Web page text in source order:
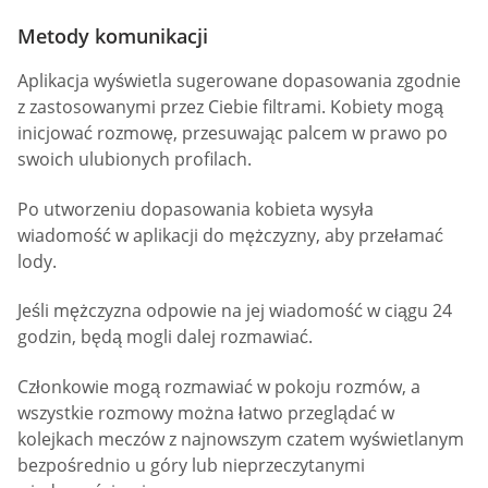
Metody komunikacji
Aplikacja wyświetla sugerowane dopasowania zgodnie
z zastosowanymi przez Ciebie filtrami. Kobiety mogą
inicjować rozmowę, przesuwając palcem w prawo po
swoich ulubionych profilach.
Po utworzeniu dopasowania kobieta wysyła
wiadomość w aplikacji do mężczyzny, aby przełamać
lody.
Jeśli mężczyzna odpowie na jej wiadomość w ciągu 24
godzin, będą mogli dalej rozmawiać.
Członkowie mogą rozmawiać w pokoju rozmów, a
wszystkie rozmowy można łatwo przeglądać w
kolejkach meczów z najnowszym czatem wyświetlanym
bezpośrednio u góry lub nieprzeczytanymi